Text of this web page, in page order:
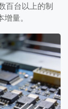
百台以上的制
量。